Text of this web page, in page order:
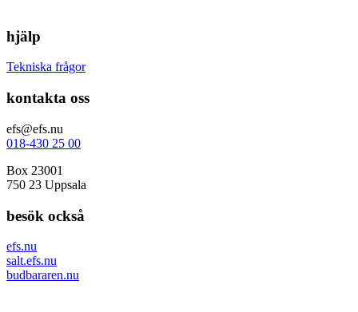
hjälp
Tekniska frågor
kontakta oss
efs@efs.nu
018-430 25 00
Box 23001
750 23 Uppsala
besök också
efs.nu
salt.efs.nu
budbararen.nu